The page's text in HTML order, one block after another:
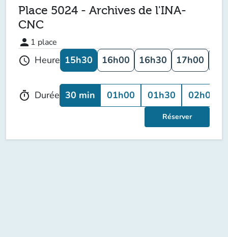
Place 5024 - Archives de l'INA-
CNC
person 1 place
schedule Heure 15h30 16h00 16h30 17h00
timer Durée 30 min 01h00 01h30 02h00
Réserver